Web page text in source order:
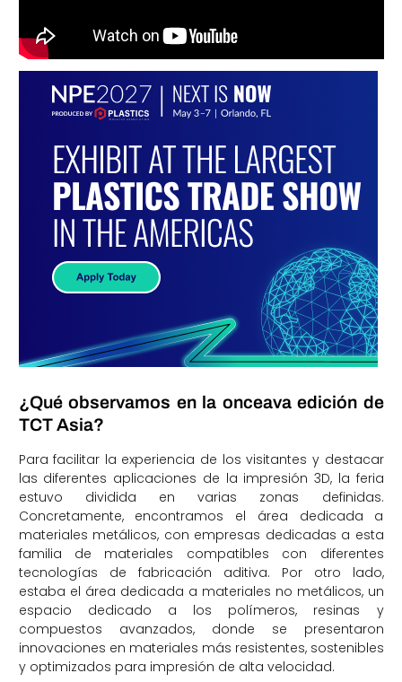
¿Qué observamos en la onceava edición de
TCT Asia?
Para facilitar la experiencia de los visitantes y destacar
las diferentes aplicaciones de la impresión 3D, la feria
estuvo dividida en varias zonas definidas.
Concretamente, encontramos el área dedicada a
materiales metálicos, con empresas dedicadas a esta
familia de materiales compatibles con diferentes
tecnologías de fabricación aditiva. Por otro lado,
estaba el área dedicada a materiales no metálicos, un
espacio dedicado a los polímeros, resinas y
compuestos avanzados, donde se presentaron
innovaciones en materiales más resistentes, sostenibles
y optimizados para impresión de alta velocidad.